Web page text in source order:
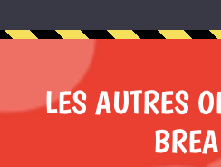
LES AUTRES